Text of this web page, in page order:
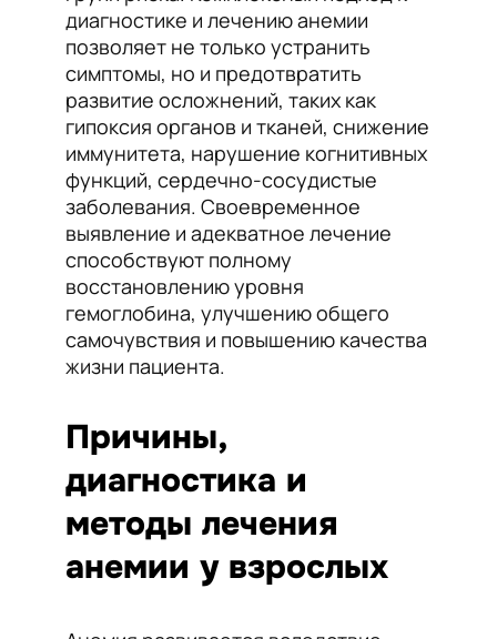
диагностике и лечению анемии
позволяет не только устранить
симптомы, но и предотвратить
развитие осложнений, таких как
гипоксия органов и тканей, снижение
иммунитета, нарушение когнитивных
функций, сердечно-сосудистые
заболевания. Своевременное
выявление и адекватное лечение
способствуют полному
восстановлению уровня
гемоглобина, улучшению общего
самочувствия и повышению качества
жизни пациента.
Причины,
диагностика и
методы лечения
анемии у взрослых